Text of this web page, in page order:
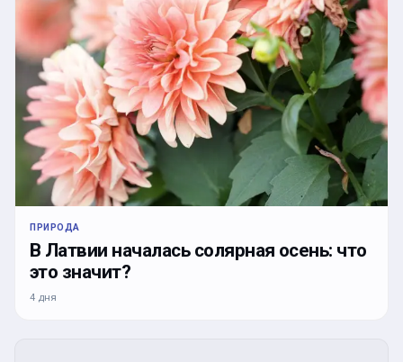
ПРИРОДА
В Латвии началась солярная осень: что
это значит?
4 дня